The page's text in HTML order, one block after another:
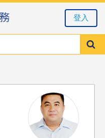
登入